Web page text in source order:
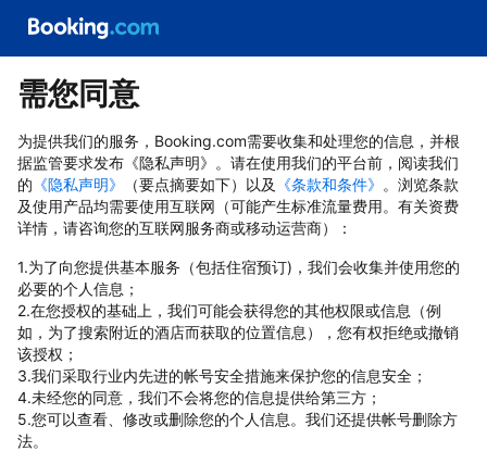
需您同意
为提供我们的服务，Booking.com需要收集和处理您的信息，并根
据监管要求发布《隐私声明》。请在使用我们的平台前，阅读我们
的 《隐私声明》 （要点摘要如下）以及 《条款和条件》 。浏览条款
及使用产品均需要使用互联网（可能产生标准流量费用。有关资费
详情，请咨询您的互联网服务商或移动运营商）：
1.为了向您提供基本服务（包括住宿预订)，我们会收集并使用您的
必要的个人信息；
2.在您授权的基础上，我们可能会获得您的其他权限或信息（例
如，为了搜索附近的酒店而获取的位置信息），您有权拒绝或撤销
该授权；
3.我们采取行业内先进的帐号安全措施来保护您的信息安全；
4.未经您的同意，我们不会将您的信息提供给第三方；
5.您可以查看、修改或删除您的个人信息。我们还提供帐号删除方
法。